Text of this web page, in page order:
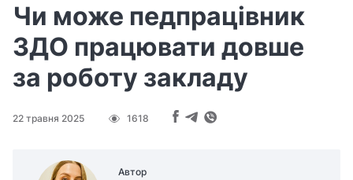
Чи може педпрацівник
ЗДО працювати довше
за роботу закладу
22 травня 2025 1618
Автор